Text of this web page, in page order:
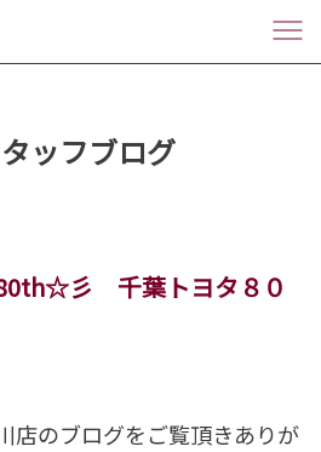
ッフブログ
彡 千葉トヨタ８０
店のブログをご覧頂きありが